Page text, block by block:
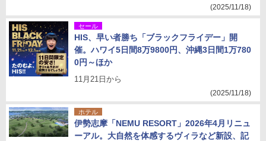
(2025/11/18)
セール
HIS、早い者勝ち「ブラックフライデー」開
催。ハワイ5日間8万9800円、沖縄3日間1万780
0円～ほか
11月21日から
(2025/11/18)
ホテル
伊勢志摩「NEMU RESORT」2026年4月リニュ
ーアル。大自然を体感するヴィラなど新設、記